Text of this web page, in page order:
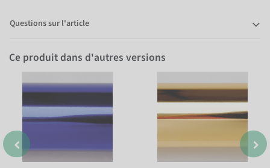
Questions sur l'article
Ce produit dans d'autres versions